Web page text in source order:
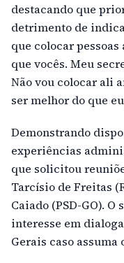
destacando que
detrimento de
que colocar pessoas
que vocês. Meu
Não vou colocar ali
ser melhor do que
Demonstrando
experiências
que solicitou
Tarcísio de Freitas
Caiado (PSD-GO).
interesse em
Gerais caso assuma